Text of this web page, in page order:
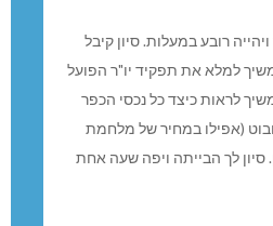
רובע במעלות. סיון קיבל
למלא את תפקיד יו"ר הפועל
לראות כיצד כל נכסי הכפר
(אפילו במחיר של מלחמת
סיון לך הבייתה ויפה שעה אחת